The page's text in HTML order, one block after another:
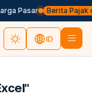
Pasar Berita Pajak
ID
"